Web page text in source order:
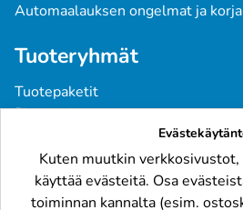
Automaalauksen ongelmat ja
Tuoteryhmät
Tuotepaketit
Pintavärit
Pohjatuotteet
Tarvikkeet
Raskaskalusto
Kuten muutkin verkkosivustot,
käyttää evästeitä. Osa
toiminnan kannalta (esim.